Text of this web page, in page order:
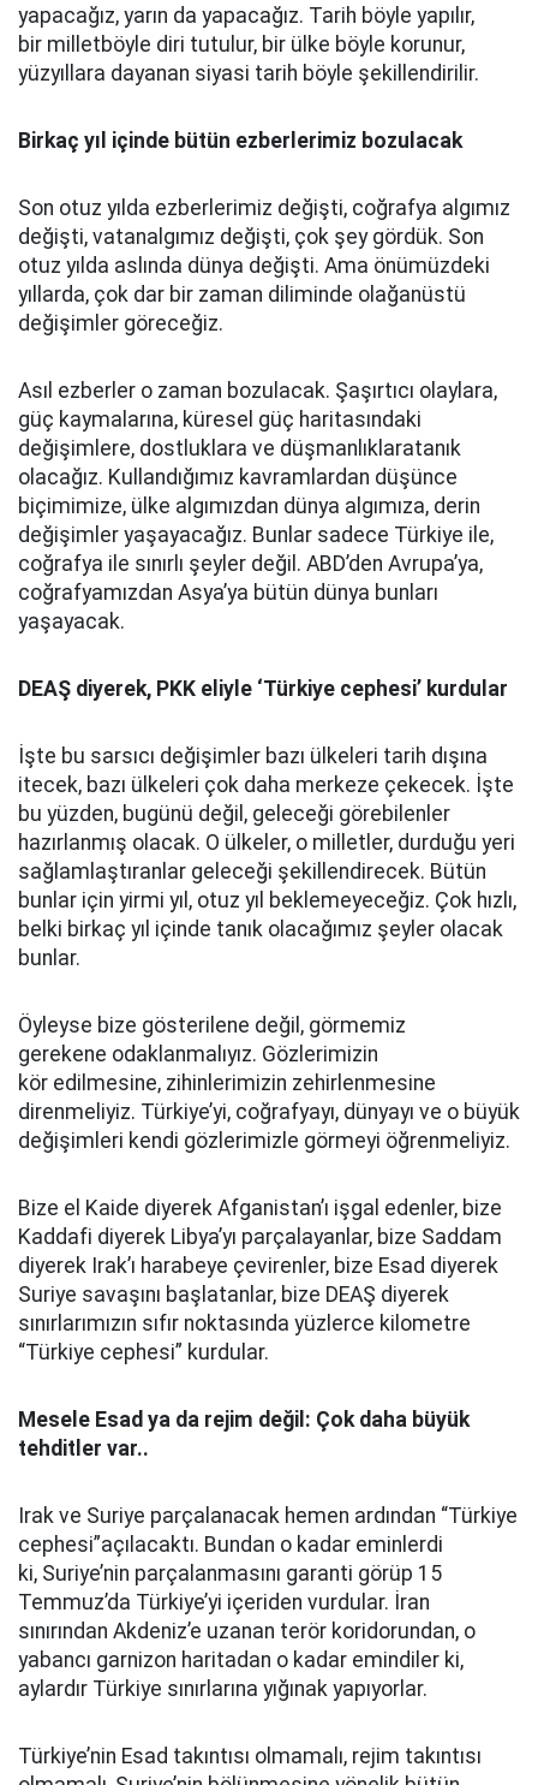
yapacağız, yarın da yapacağız. Tarih böyle yapılır,
bir milletböyle diri tutulur, bir ülke böyle korunur,
yüzyıllara dayanan siyasi tarih böyle şekillendirilir.
Birkaç yıl içinde bütün ezberlerimiz bozulacak
Son otuz yılda ezberlerimiz değişti, coğrafya algımız
değişti, vatanalgımız değişti, çok şey gördük. Son
otuz yılda aslında dünya değişti. Ama önümüzdeki
yıllarda, çok dar bir zaman diliminde olağanüstü
değişimler göreceğiz.
Asıl ezberler o zaman bozulacak. Şaşırtıcı olaylara,
güç kaymalarına, küresel güç haritasındaki
değişimlere, dostluklara ve düşmanlıklaratanık
olacağız. Kullandığımız kavramlardan düşünce
biçimimize, ülke algımızdan dünya algımıza, derin
değişimler yaşayacağız. Bunlar sadece Türkiye ile,
coğrafya ile sınırlı şeyler değil. ABD’den Avrupa’ya,
coğrafyamızdan Asya’ya bütün dünya bunları
yaşayacak.
DEAŞ diyerek, PKK eliyle ‘Türkiye cephesi’ kurdular
İşte bu sarsıcı değişimler bazı ülkeleri tarih dışına
itecek, bazı ülkeleri çok daha merkeze çekecek. İşte
bu yüzden, bugünü değil, geleceği görebilenler
hazırlanmış olacak. O ülkeler, o milletler, durduğu yeri
sağlamlaştıranlar geleceği şekillendirecek. Bütün
bunlar için yirmi yıl, otuz yıl beklemeyeceğiz. Çok hızlı,
belki birkaç yıl içinde tanık olacağımız şeyler olacak
bunlar.
Öyleyse bize gösterilene değil, görmemiz
gerekene odaklanmalıyız. Gözlerimizin
kör edilmesine, zihinlerimizin zehirlenmesine
direnmeliyiz. Türkiye’yi, coğrafyayı, dünyayı ve o büyük
değişimleri kendi gözlerimizle görmeyi öğrenmeliyiz.
Bize el Kaide diyerek Afganistan’ı işgal edenler, bize
Kaddafi diyerek Libya’yı parçalayanlar, bize Saddam
diyerek Irak’ı harabeye çevirenler, bize Esad diyerek
Suriye savaşını başlatanlar, bize DEAŞ diyerek
sınırlarımızın sıfır noktasında yüzlerce kilometre
“Türkiye cephesi” kurdular.
Mesele Esad ya da rejim değil: Çok daha büyük
tehditler var..
Irak ve Suriye parçalanacak hemen ardından “Türkiye
cephesi”açılacaktı. Bundan o kadar eminlerdi
ki, Suriye’nin parçalanmasını garanti görüp 15
Temmuz’da Türkiye’yi içeriden vurdular. İran
sınırından Akdeniz’e uzanan terör koridorundan, o
yabancı garnizon haritadan o kadar emindiler ki,
aylardır Türkiye sınırlarına yığınak yapıyorlar.
Türkiye’nin Esad takıntısı olmamalı, rejim takıntısı